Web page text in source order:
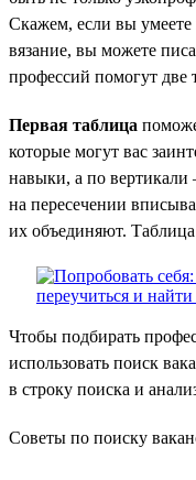
Скажем, если вы
вязание, вы можете
профессий помогут две
Первая таблица
которые могут вас
навыки, а по
на пересечении
их объединяют.
Чтобы подбирать
использовать поиск
в строку поиска и
Советы по поиску